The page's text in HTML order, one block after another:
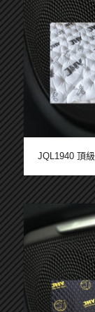
JQL1940 頂